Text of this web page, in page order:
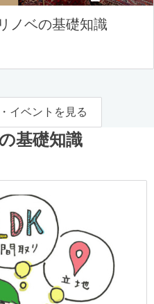
ノベの基礎知識
イベントを見る
基礎知識